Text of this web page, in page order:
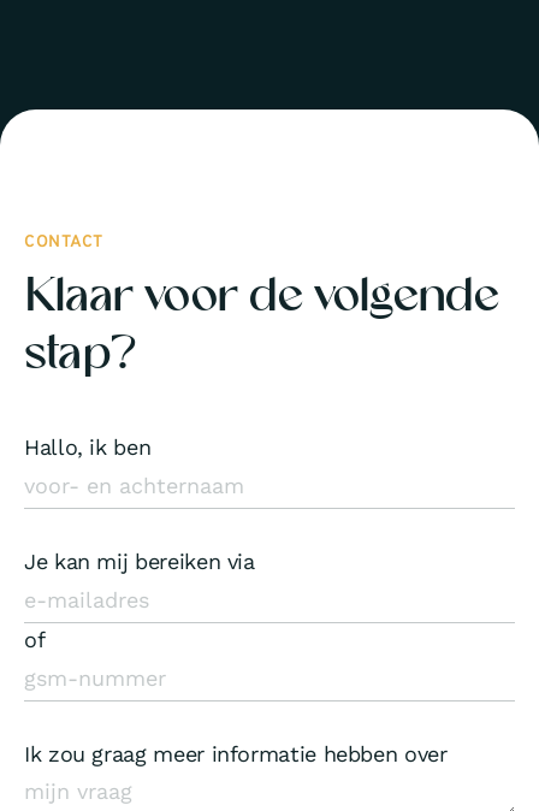
CONTACT
Klaar voor de volgende
stap?
Hallo, ik ben
Je kan mij bereiken via
of
Ik zou graag meer informatie hebben over